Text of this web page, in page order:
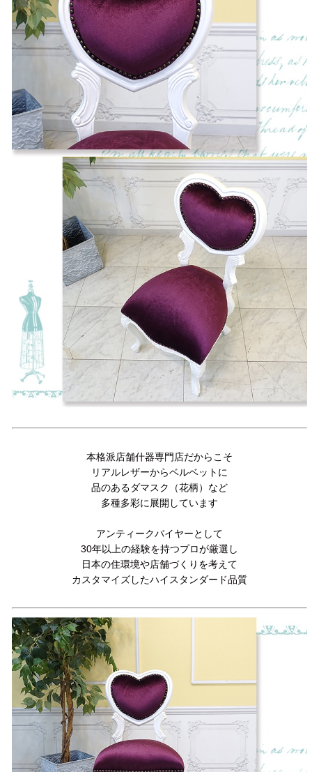
本格派店舗什器専門店だからこそ
リアルレザーからベルベットに
品のあるダマスク（花柄）など
多種多彩に展開しています
アンティークバイヤーとして
30年以上の経験を持つプロが厳選し
日本の住環境や店舗づくりを考えて
カスタマイズしたハイスタンダード品質